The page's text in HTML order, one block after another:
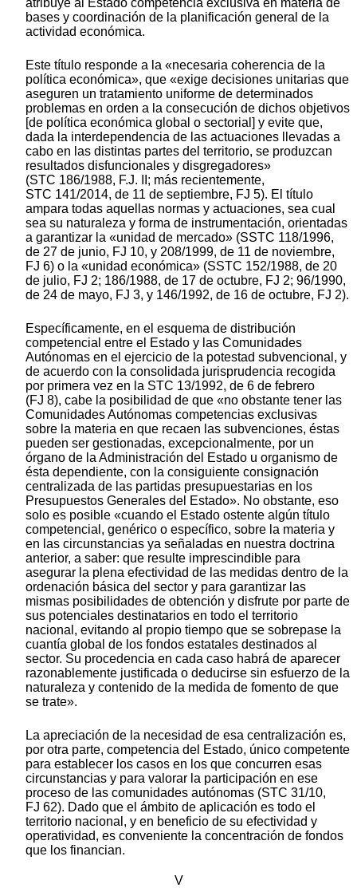
bases y coordinación de la planificación general de la
actividad económica.
Este título responde a la «necesaria coherencia de la
política económica», que «exige decisiones unitarias que
aseguren un tratamiento uniforme de determinados
problemas en orden a la consecución de dichos objetivos
[de política económica global o sectorial] y evite que,
dada la interdependencia de las actuaciones llevadas a
cabo en las distintas partes del territorio, se produzcan
resultados disfuncionales y disgregadores»
(STC 186/1988, F.J. II; más recientemente,
STC 141/2014, de 11 de septiembre, FJ 5). El título
ampara todas aquellas normas y actuaciones, sea cual
sea su naturaleza y forma de instrumentación, orientadas
a garantizar la «unidad de mercado» (SSTC 118/1996,
de 27 de junio, FJ 10, y 208/1999, de 11 de noviembre,
FJ 6) o la «unidad económica» (SSTC 152/1988, de 20
de julio, FJ 2; 186/1988, de 17 de octubre, FJ 2; 96/1990,
de 24 de mayo, FJ 3, y 146/1992, de 16 de octubre, FJ 2).
Específicamente, en el esquema de distribución
competencial entre el Estado y las Comunidades
Autónomas en el ejercicio de la potestad subvencional, y
de acuerdo con la consolidada jurisprudencia recogida
por primera vez en la STC 13/1992, de 6 de febrero
(FJ 8), cabe la posibilidad de que «no obstante tener las
Comunidades Autónomas competencias exclusivas
sobre la materia en que recaen las subvenciones, éstas
pueden ser gestionadas, excepcionalmente, por un
órgano de la Administración del Estado u organismo de
ésta dependiente, con la consiguiente consignación
centralizada de las partidas presupuestarias en los
Presupuestos Generales del Estado». No obstante, eso
solo es posible «cuando el Estado ostente algún título
competencial, genérico o específico, sobre la materia y
en las circunstancias ya señaladas en nuestra doctrina
anterior, a saber: que resulte imprescindible para
asegurar la plena efectividad de las medidas dentro de la
ordenación básica del sector y para garantizar las
mismas posibilidades de obtención y disfrute por parte de
sus potenciales destinatarios en todo el territorio
nacional, evitando al propio tiempo que se sobrepase la
cuantía global de los fondos estatales destinados al
sector. Su procedencia en cada caso habrá de aparecer
razonablemente justificada o deducirse sin esfuerzo de la
naturaleza y contenido de la medida de fomento de que
se trate».
La apreciación de la necesidad de esa centralización es,
por otra parte, competencia del Estado, único competente
para establecer los casos en los que concurren esas
circunstancias y para valorar la participación en ese
proceso de las comunidades autónomas (STC 31/10,
FJ 62). Dado que el ámbito de aplicación es todo el
territorio nacional, y en beneficio de su efectividad y
operatividad, es conveniente la concentración de fondos
que los financian.
V